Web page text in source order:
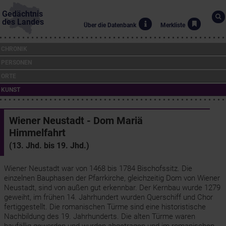
Gedächtnis
des Landes
Über die Datenbank Merkliste
KUNST
Wiener Neustadt - Dom Mariä
Himmelfahrt
(13. Jhd. bis 19. Jhd.)
Wiener Neustadt war von 1468 bis 1784 Bischofssitz. Die
einzelnen Bauphasen der Pfarrkirche, gleichzeitig Dom von Wiener
Neustadt, sind von außen gut erkennbar. Der Kernbau wurde 1279
geweiht, im frühen 14. Jahrhundert wurden Querschiff und Chor
fertiggestellt. Die romanischen Türme sind eine historistische
Nachbildung des 19. Jahrhunderts. Die alten Türme waren